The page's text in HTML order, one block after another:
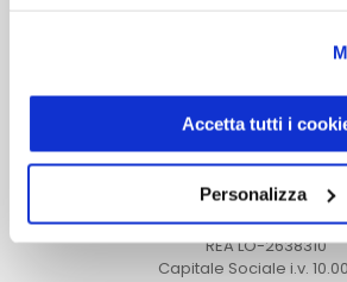
indirizzo:dentistamanager.it/
Chiudendo questo banner tramite
Accetta tutti i
Personalizza
Dentista Manager
Zelo Buon Persico (LO)
P.IVA 12066550968
REA LO-2638310
Capitale Sociale i.v.